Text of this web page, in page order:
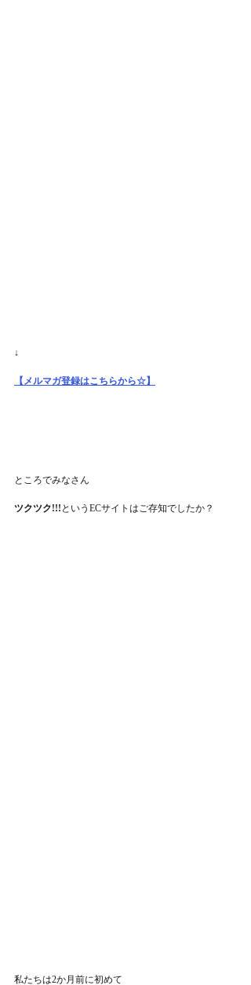
↓
【メルマガ登録はこちらから☆】
ところでみなさん
ツクツク!!! というECサイトはご存知でしたか？
私たちは2か月前に初めて